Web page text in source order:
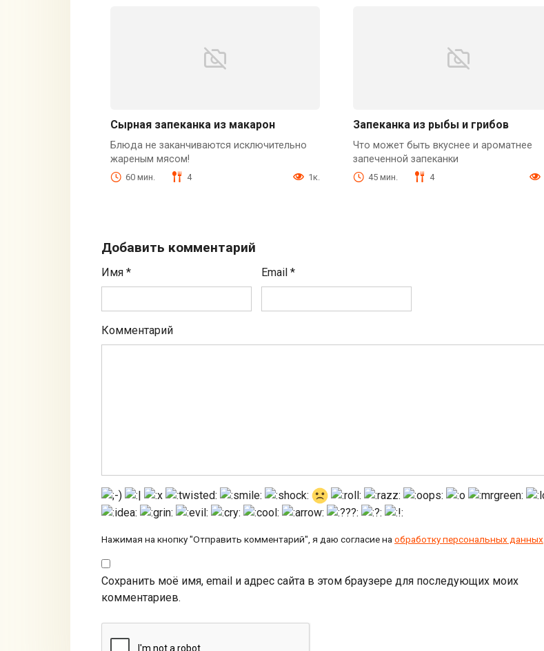
Сырная запеканка из макарон
Блюда не заканчиваются исключительно
жареным мясом!
60 мин. 4 1к.
Запеканка из рыбы и грибов
Что может быть вкуснее и ароматнее
запеченной запеканки
45 мин. 4
Добавить комментарий
Имя * Email*
Комментарий
Нажимая на кнопку "Отправить комментарий", я даю согласие на обработку персональных данных
Сохранить моё имя, email и адрес сайта в этом браузере для последующих моих
комментариев.